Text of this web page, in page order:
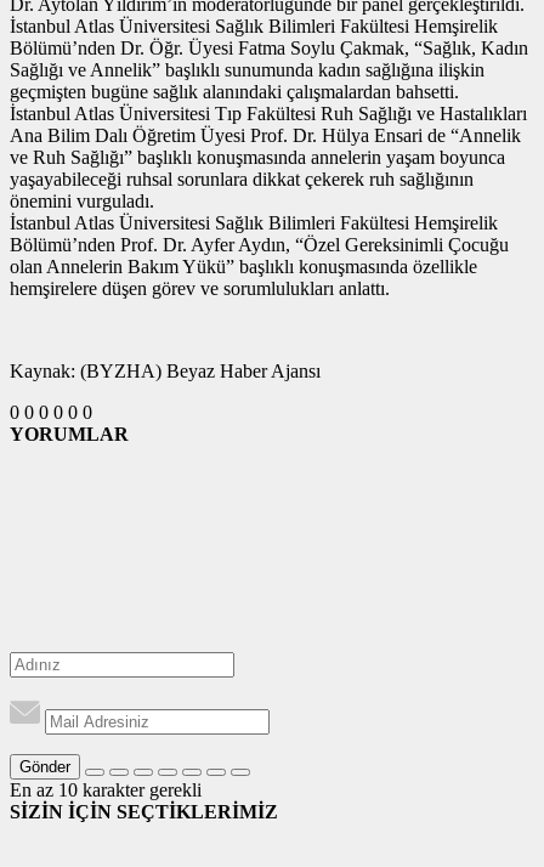
Dr. Aytolan Yıldırım’ın moderatörlüğünde bir panel gerçekleştirildi.
İstanbul Atlas Üniversitesi Sağlık Bilimleri Fakültesi Hemşirelik
Bölümü’nden Dr. Öğr. Üyesi Fatma Soylu Çakmak, “Sağlık, Kadın
Sağlığı ve Annelik” başlıklı sunumunda kadın sağlığına ilişkin
geçmişten bugüne sağlık alanındaki çalışmalardan bahsetti.
İstanbul Atlas Üniversitesi Tıp Fakültesi Ruh Sağlığı ve Hastalıkları
Ana Bilim Dalı Öğretim Üyesi Prof. Dr. Hülya Ensari de “Annelik
ve Ruh Sağlığı” başlıklı konuşmasında annelerin yaşam boyunca
yaşayabileceği ruhsal sorunlara dikkat çekerek ruh sağlığının
önemini vurguladı.
İstanbul Atlas Üniversitesi Sağlık Bilimleri Fakültesi Hemşirelik
Bölümü’nden Prof. Dr. Ayfer Aydın, “Özel Gereksinimli Çocuğu
olan Annelerin Bakım Yükü” başlıklı konuşmasında özellikle
hemşirelere düşen görev ve sorumlulukları anlattı.
Kaynak: (BYZHA) Beyaz Haber Ajansı
0 0 0 0 0 0
YORUMLAR
Gönder
En az 10 karakter gerekli
SİZİN İÇİN SEÇTİKLERİMİZ